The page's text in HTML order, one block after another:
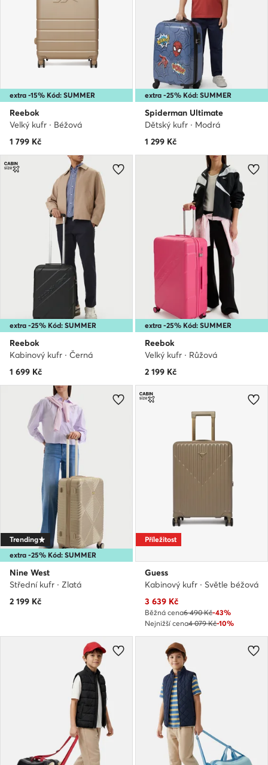
extra -15% Kód: SUMMER
Reebok
Velký kufr · Béžová
1 799 Kč
extra -25% Kód: SUMMER
Spiderman Ultimate
Dětský kufr · Modrá
1 299 Kč
extra -25% Kód: SUMMER
Reebok
Kabinový kufr · Černá
1 699 Kč
extra -25% Kód: SUMMER
Reebok
Velký kufr · Růžová
2 199 Kč
extra -25% Kód: SUMMER
Trending
Nine West
Střední kufr · Zlatá
2 199 Kč
Příležitost
Guess
Kabinový kufr · Světle béžová
Aktuální cena
3 639 Kč
Běžná cena6 490 Kč-43%
Nejnižší cena4 079 Kč-10%